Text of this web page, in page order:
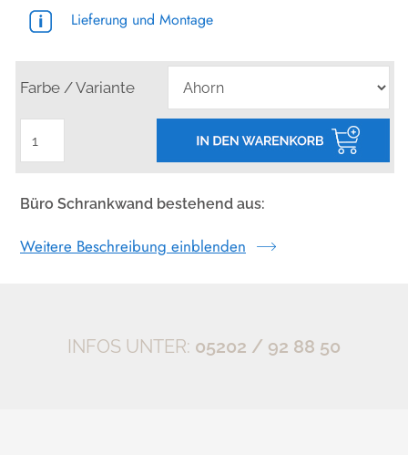
Lieferung und Montage
Farbe / Variante
Büro Schrankwand bestehend aus:
2 x Solid 5OH Schrank 6100 (abschließbar)
KONSTRUKTION:
Weitere Beschreibung einblenden
INFOS UNTER: 05202 / 92 88 50